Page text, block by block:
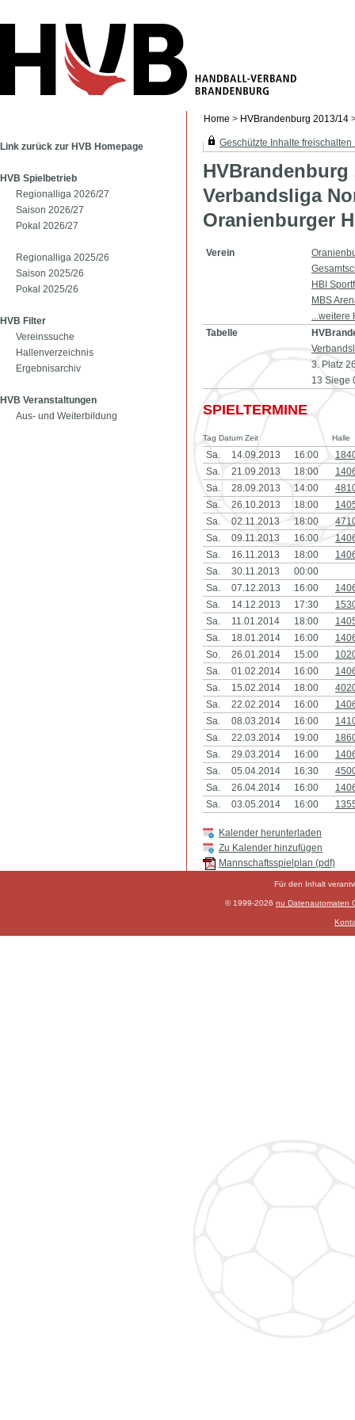
Home > HVBrandenburg 2013/14
Link zurück zur HVB Homepage
HVB Spielbetrieb
Regionalliga 2026/27
Saison 2026/27
Pokal 2026/27
Regionalliga 2025/26
Saison 2025/26
Pokal 2025/26
HVB Filter
Vereinssuche
Hallenverzeichnis
Ergebnisarchiv
HVB Veranstaltungen
Aus- und Weiterbildung
Geschützte Inhalte freischalten
HVBrandenburg
Verbandsliga
Oranienburger
Verein
HBI
MBS
...weitere
Tabelle
3. Platz
13 Siege
SPIELTERMINE
Tag Datum Zeit Halle
Sa. 14.09.2013 16:00
Sa.
21.09.2013 18:00
Sa.
28.09.2013 14:00
Sa.
26.10.2013 18:00
Sa.
02.11.2013 18:00
Sa.
09.11.2013 16:00
Sa.
16.11.2013 18:00
Sa.
30.11.2013
00:00
Sa.
07.12.2013 16:00
Sa.
14.12.2013 17:30
Sa.
11.01.2014 18:00
Sa.
18.01.2014 16:00
So.
26.01.2014 15:00
Sa.
01.02.2014 16:00
Sa.
15.02.2014 18:00
Sa.
22.02.2014 16:00
Sa.
08.03.2014 16:00
Sa.
22.03.2014 19:00
Sa.
29.03.2014 16:00
Sa.
05.04.2014 16:30
Sa.
26.04.2014 16:00
Sa.
03.05.2014 16:00
Kalender herunterladen
Zu Kalender hinzufügen
Mannschaftsspielplan (pdf)
Für den Inhalt
© 1999-2026 nu Datenautomaten